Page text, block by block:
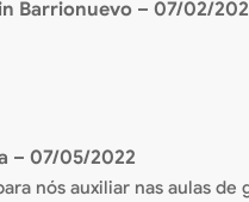
Barrionuevo – 07/02/
– 07/05/2022
nós auxiliar nas aulas